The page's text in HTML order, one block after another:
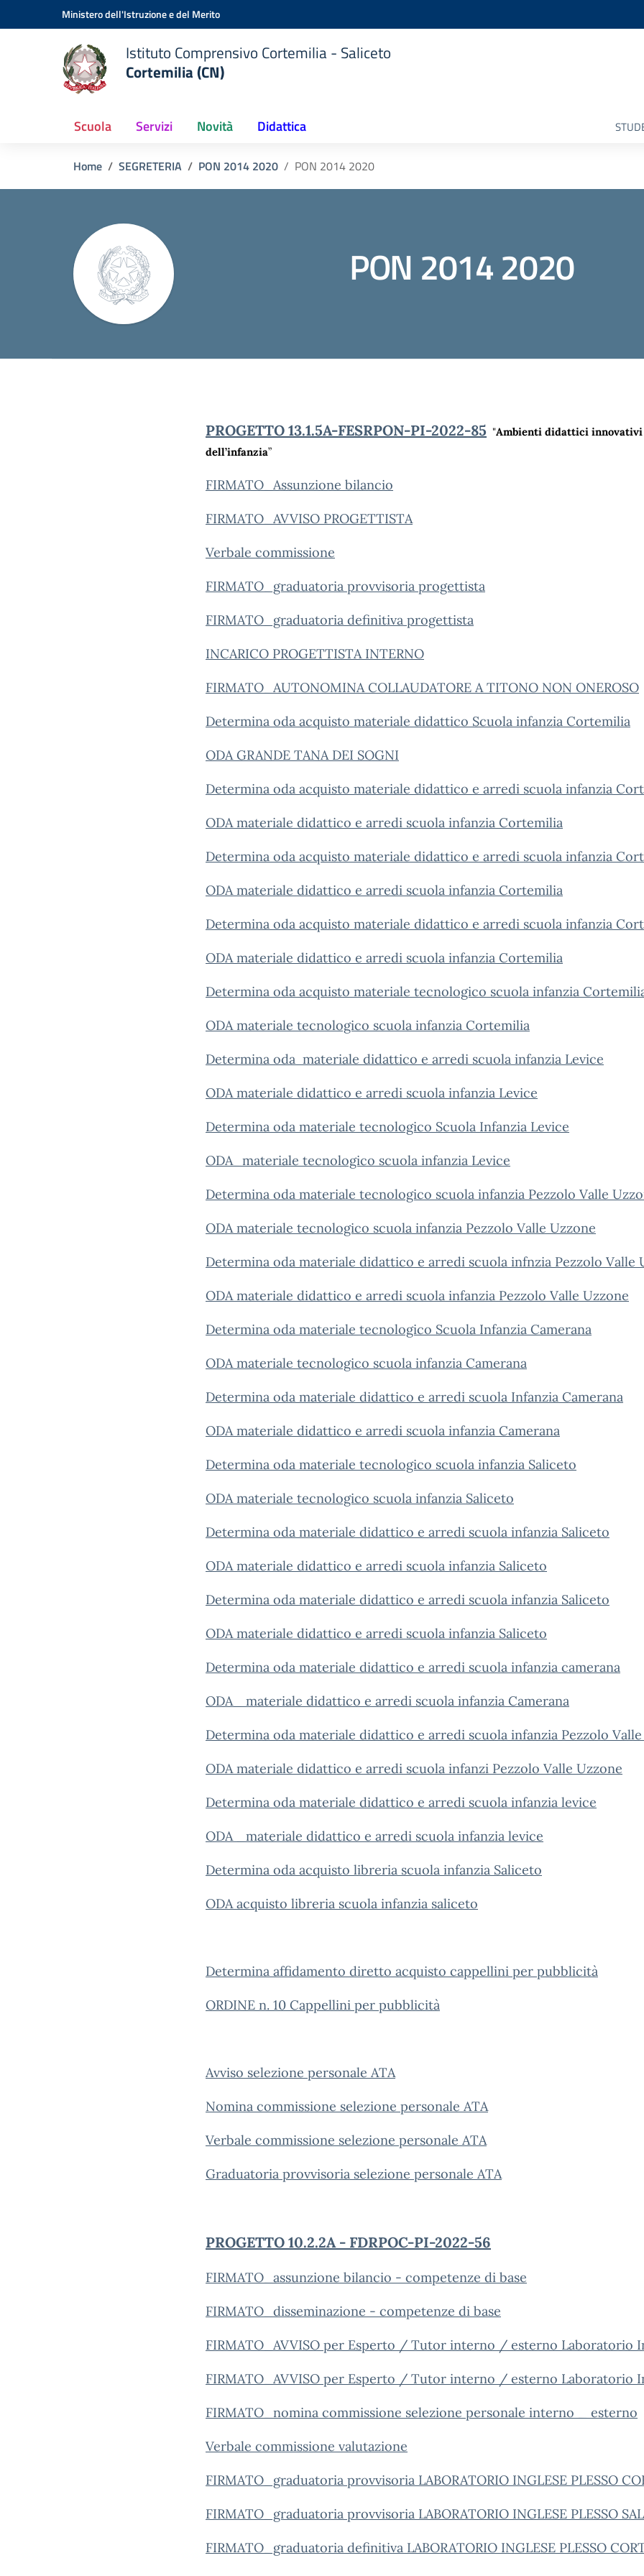
Vai ai contenuti
Vai al menu di navigazioneMinistero dell'Istruzione e del Merito
Istituto Comprensivo Cortemilia - Saliceto
Cortemilia (CN)
Scuola Servizi Novità Didattica
Home SEGRETERIA PON 2014 2020 PON 2014 2020
PON 2014 2020
PROGETTO 13.1.5A-FESRPON-PI-2022-85 "Ambienti didattici innovativi
dell’infanzia”
FIRMATO_Assunzione bilancio
FIRMATO_AVVISO PROGETTISTA
Verbale commissione
FIRMATO_graduatoria provvisoria progettista
FIRMATO_graduatoria definitiva progettista
INCARICO PROGETTISTA INTERNO
FIRMATO_AUTONOMINA COLLAUDATORE A TITONO NON ONEROSO
Determina oda acquisto materiale didattico Scuola infanzia Cortemilia
ODA GRANDE TANA DEI SOGNI
Determina oda acquisto materiale didattico e arredi scuola infanzia
ODA materiale didattico e arredi scuola infanzia Cortemilia
Determina oda acquisto materiale didattico e arredi scuola infanzia
ODA materiale didattico e arredi scuola infanzia Cortemilia
Determina oda acquisto materiale didattico e arredi scuola infanzia
ODA materiale didattico e arredi scuola infanzia Cortemilia
Determina oda acquisto materiale tecnologico scuola infanzia
ODA materiale tecnologico scuola infanzia Cortemilia
Determina oda materiale didattico e arredi scuola infanzia Levice
ODA materiale didattico e arredi scuola infanzia Levice
Determina oda materiale tecnologico Scuola Infanzia Levice
ODA_materiale tecnologico scuola infanzia Levice
Determina oda materiale tecnologico scuola infanzia Pezzolo Valle
ODA materiale tecnologico scuola infanzia Pezzolo Valle Uzzone
Determina oda materiale didattico e arredi scuola infnzia Pezzolo Valle
ODA materiale didattico e arredi scuola infanzia Pezzolo Valle Uzzone
Determina oda materiale tecnologico Scuola Infanzia Camerana
ODA materiale tecnologico scuola infanzia Camerana
Determina oda materiale didattico e arredi scuola Infanzia Camerana
ODA materiale didattico e arredi scuola infanzia Camerana
Determina oda materiale tecnologico scuola infanzia Saliceto
ODA materiale tecnologico scuola infanzia Saliceto
Determina oda materiale didattico e arredi scuola infanzia Saliceto
ODA materiale didattico e arredi scuola infanzia Saliceto
Determina oda materiale didattico e arredi scuola infanzia Saliceto
ODA materiale didattico e arredi scuola infanzia Saliceto
Determina oda materiale didattico e arredi scuola infanzia camerana
ODA_ materiale didattico e arredi scuola infanzia Camerana
Determina oda materiale didattico e arredi scuola infanzia Pezzolo
ODA materiale didattico e arredi scuola infanzi Pezzolo Valle Uzzone
Determina oda materiale didattico e arredi scuola infanzia levice
ODA _materiale didattico e arredi scuola infanzia levice
Determina oda acquisto libreria scuola infanzia Saliceto
ODA acquisto libreria scuola infanzia saliceto
Determina affidamento diretto acquisto cappellini per pubblicità
ORDINE n. 10 Cappellini per pubblicità
Avviso selezione personale ATA
Nomina commissione selezione personale ATA
Verbale commissione selezione personale ATA
Graduatoria provvisoria selezione personale ATA
PROGETTO 10.2.2A - FDRPOC-PI-2022-56
FIRMATO_assunzione bilancio - competenze di base
FIRMATO_disseminazione - competenze di base
FIRMATO_AVVISO per Esperto / Tutor interno / esterno Laboratorio
FIRMATO_AVVISO per Esperto / Tutor interno / esterno Laboratorio
FIRMATO_nomina commissione selezione personale interno _ esterno
Verbale commissione valutazione
FIRMATO_graduatoria provvisoria LABORATORIO INGLESE PLESSO
FIRMATO_graduatoria provvisoria LABORATORIO INGLESE PLESSO
FIRMATO_graduatoria definitiva LABORATORIO INGLESE PLESSO